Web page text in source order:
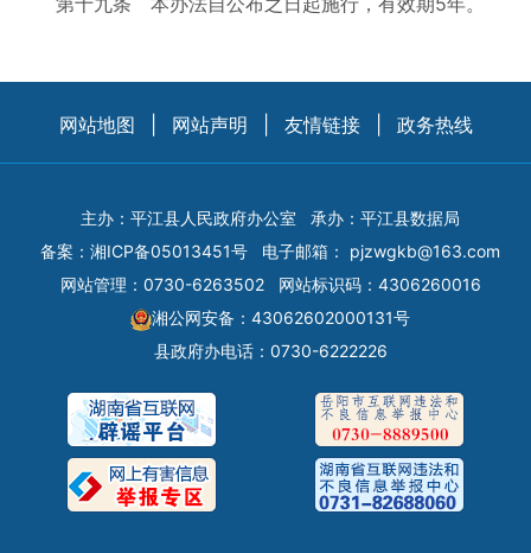
网站地图 网站声明 友情链接 政务热线
主办：平江县人民政府办公室
承办：平江县数据局
备案： 湘ICP备05013451号 电子邮箱： pjzwgkb@163.com
网站管理：0730-6263502
网站标识码：4306260016
湘公网安备：43062602000131号
县政府办电话：0730-6222226